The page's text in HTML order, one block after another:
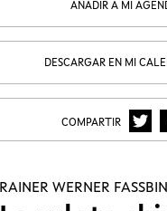
AÑADIR A MI
DESCARGAR EN MI
COMPARTIR
RAINER WERNER